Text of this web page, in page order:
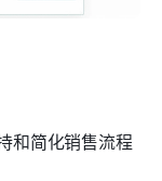
和简化销售流程